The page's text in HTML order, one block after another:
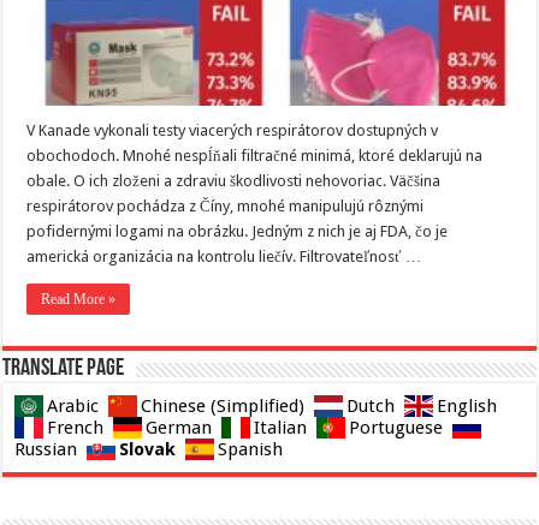
V Kanade vykonali testy viacerých respirátorov dostupných v
obochodoch. Mnohé nespĺňali filtračné minimá, ktoré deklarujú na
obale. O ich zloženi a zdraviu škodlivosti nehovoriac. Väčšina
respirátorov pochádza z Číny, mnohé manipulujú rôznými
pofidernými logami na obrázku. Jedným z nich je aj FDA, čo je
americká organizácia na kontrolu liečív. Filtrovateľnosť …
Read More »
Translate page
Arabic Chinese (Simplified) Dutch
English
French
German Italian
Portuguese
Russian
Slovak Spanish